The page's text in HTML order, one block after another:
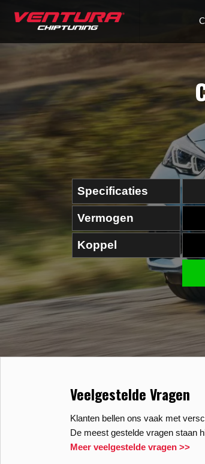
Specificaties
Vermogen
Koppel
Veelgestelde Vragen
Klanten bellen ons vaak met
De meest gestelde vragen staan
Meer veelgestelde vragen >>